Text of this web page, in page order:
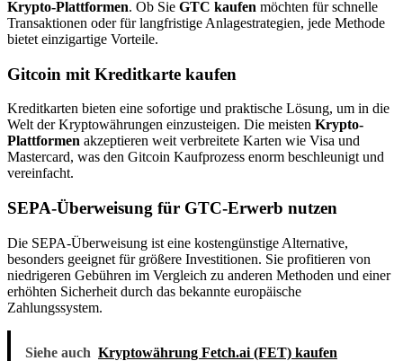
Krypto-Plattformen. Ob Sie GTC kaufen möchten für schnelle
Transaktionen oder für langfristige Anlagestrategien, jede Methode
bietet einzigartige Vorteile.
Gitcoin mit Kreditkarte kaufen
Kreditkarten bieten eine sofortige und praktische Lösung, um in die
Welt der Kryptowährungen einzusteigen. Die meisten Krypto-
Plattformen akzeptieren weit verbreitete Karten wie Visa und
Mastercard, was den Gitcoin Kaufprozess enorm beschleunigt und
vereinfacht.
SEPA-Überweisung für GTC-Erwerb nutzen
Die SEPA-Überweisung ist eine kostengünstige Alternative,
besonders geeignet für größere Investitionen. Sie profitieren von
niedrigeren Gebühren im Vergleich zu anderen Methoden und einer
erhöhten Sicherheit durch das bekannte europäische
Zahlungssystem.
Siehe auch Kryptowährung Fetch.ai (FET) kaufen